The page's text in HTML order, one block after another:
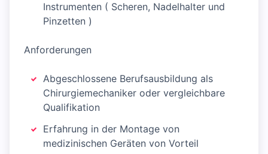
Instrumenten ( Scheren, Nadelhalter und
Pinzetten )
Anforderungen
Abgeschlossene Berufsausbildung als
Chirurgiemechaniker oder vergleichbare
Qualifikation
Erfahrung in der Montage von
medizinischen Geräten von Vorteil